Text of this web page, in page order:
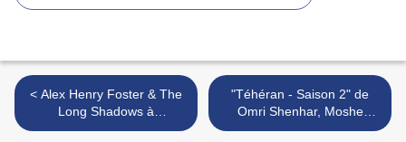
< Alex Henry Foster & The
Long Shadows à
Supersonic Records le jeudi
"Téhéran - Saison 2" de
Omri Shenhar, Moshe
Zonder, Maor Cohen : le